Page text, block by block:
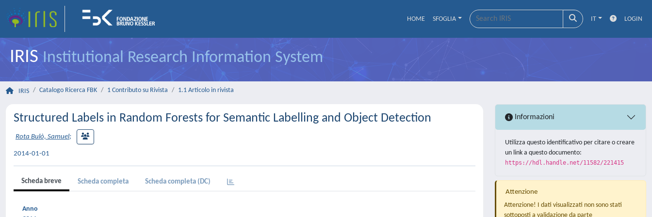
HOME SFOGLIA IT LOGIN
IRISInstitutional Research Information System
IRIS Catalogo Ricerca FBK 1 Contributo su Rivista 1.1 Articolo in rivista
Structured Labels in Random Forests for Semantic Labelling and Object Detection
Rota Bulò, Samuel;
2014-01-01
Scheda breve Scheda completa Scheda completa (DC)
Anno
Informazioni
Utilizza questo identificativo per citare o creare
un link a questo documento:
https://hdl.handle.net/11582/221415
Attenzione
Attenzione! I dati visualizzati non sono stati
sottoposti a validazione da parte